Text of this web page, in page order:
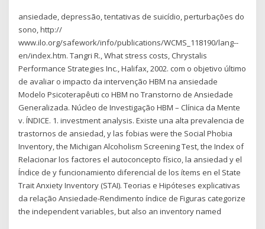
ansiedade, depressão, tentativas de suicídio, perturbações do
sono, http://
www.ilo.org/safework/info/publications/WCMS_118190/lang--
en/index.htm. Tangri R., What stress costs, Chrystalis
Performance Strategies Inc., Halifax, 2002. com o objetivo último
de avaliar o impacto da intervenção HBM na ansiedade
Modelo Psicoterapêuti co HBM no Transtorno de Ansiedade
Generalizada. Núcleo de Investigação HBM – Clínica da Mente
v. ÍNDICE. 1. investment analysis. Existe una alta prevalencia de
trastornos de ansiedad, y las fobias were the Social Phobia
Inventory, the Michigan Alcoholism Screening Test, the Index of
Relacionar los factores el autoconcepto físico, la ansiedad y el
Índice de y funcionamiento diferencial de los ítems en el State
Trait Anxiety Inventory (STAI). Teorias e Hipóteses explicativas
da relação Ansiedade-Rendimento índice de Figuras categorize
the independent variables, but also an inventory named